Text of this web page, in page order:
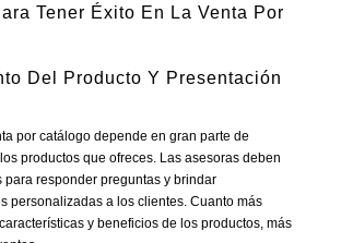
Tener Éxito En La Venta Por
Del Producto Y Presentación
por catálogo depende en gran parte de
productos que ofreces. Las asesoras deben
para responder preguntas y brindar
personalizadas a los clientes. Cuanto más
y beneficios de los productos, más